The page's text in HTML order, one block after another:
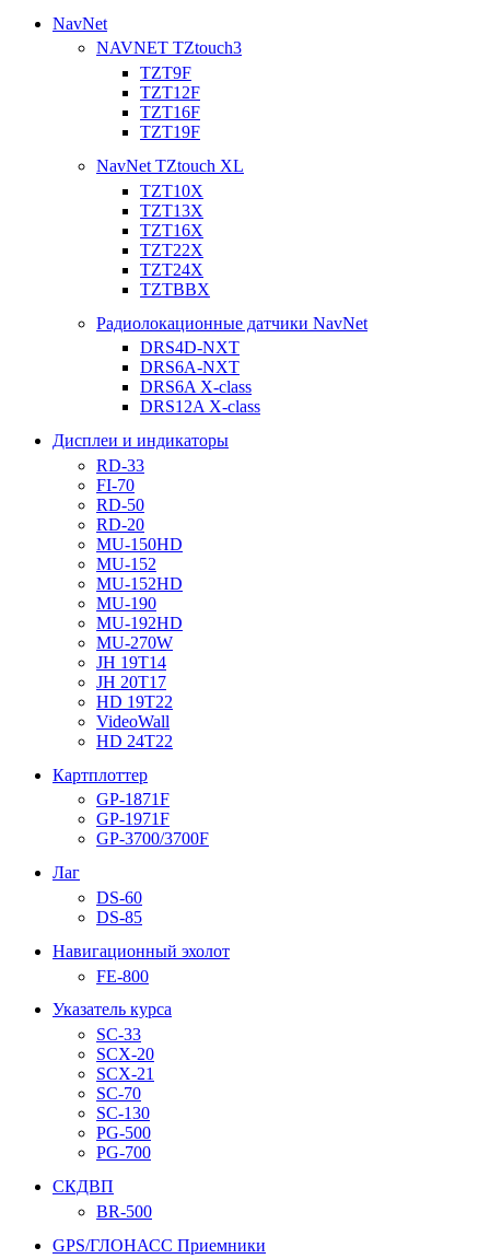
NavNet
NAVNET TZtouch3
TZT9F
TZT12F
TZT16F
TZT19F
NavNet TZtouch XL
TZT10X
TZT13X
TZT16X
TZT22X
TZT24X
TZTBBX
Радиолокационные датчики NavNet
DRS4D-NXT
DRS6A-NXT
DRS6A X-class
DRS12A X-class
Дисплеи и индикаторы
RD-33
FI-70
RD-50
RD-20
MU-150HD
MU-152
MU-152HD
MU-190
MU-192HD
MU-270W
JH 19T14
JH 20T17
HD 19T22
VideoWall
HD 24T22
Картплоттер
GP-1871F
GP-1971F
GP-3700/3700F
Лаг
DS-60
DS-85
Навигационный эхолот
FE-800
Указатель курса
SC-33
SCX-20
SCX-21
SC-70
SC-130
PG-500
PG-700
СКДВП
BR-500
GPS/ГЛОНАСС Приемники